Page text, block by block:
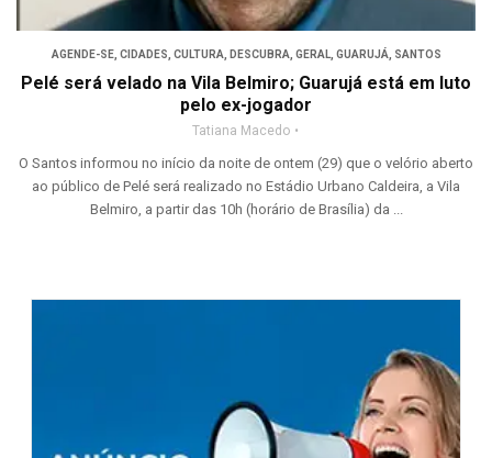
AGENDE-SE, CIDADES, CULTURA, DESCUBRA, GERAL, GUARUJÁ, SANTOS
Pelé será velado na Vila Belmiro; Guarujá está em luto
pelo ex-jogador
Tatiana Macedo
O Santos informou no início da noite de ontem (29) que o velório aberto
ao público de Pelé será realizado no Estádio Urbano Caldeira, a Vila
Belmiro, a partir das 10h (horário de Brasília) da ...